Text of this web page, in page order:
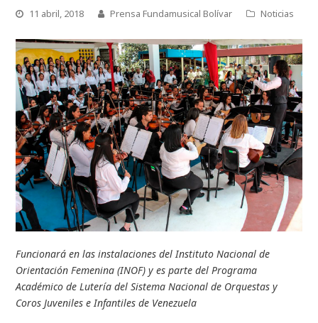
11 abril, 2018 Prensa Fundamusical Bolívar Noticias
Funcionará en las instalaciones del Instituto Nacional de
Orientación Femenina (INOF) y es parte del Programa
Académico de Lutería del Sistema Nacional de Orquestas y
Coros Juveniles e Infantiles de Venezuela